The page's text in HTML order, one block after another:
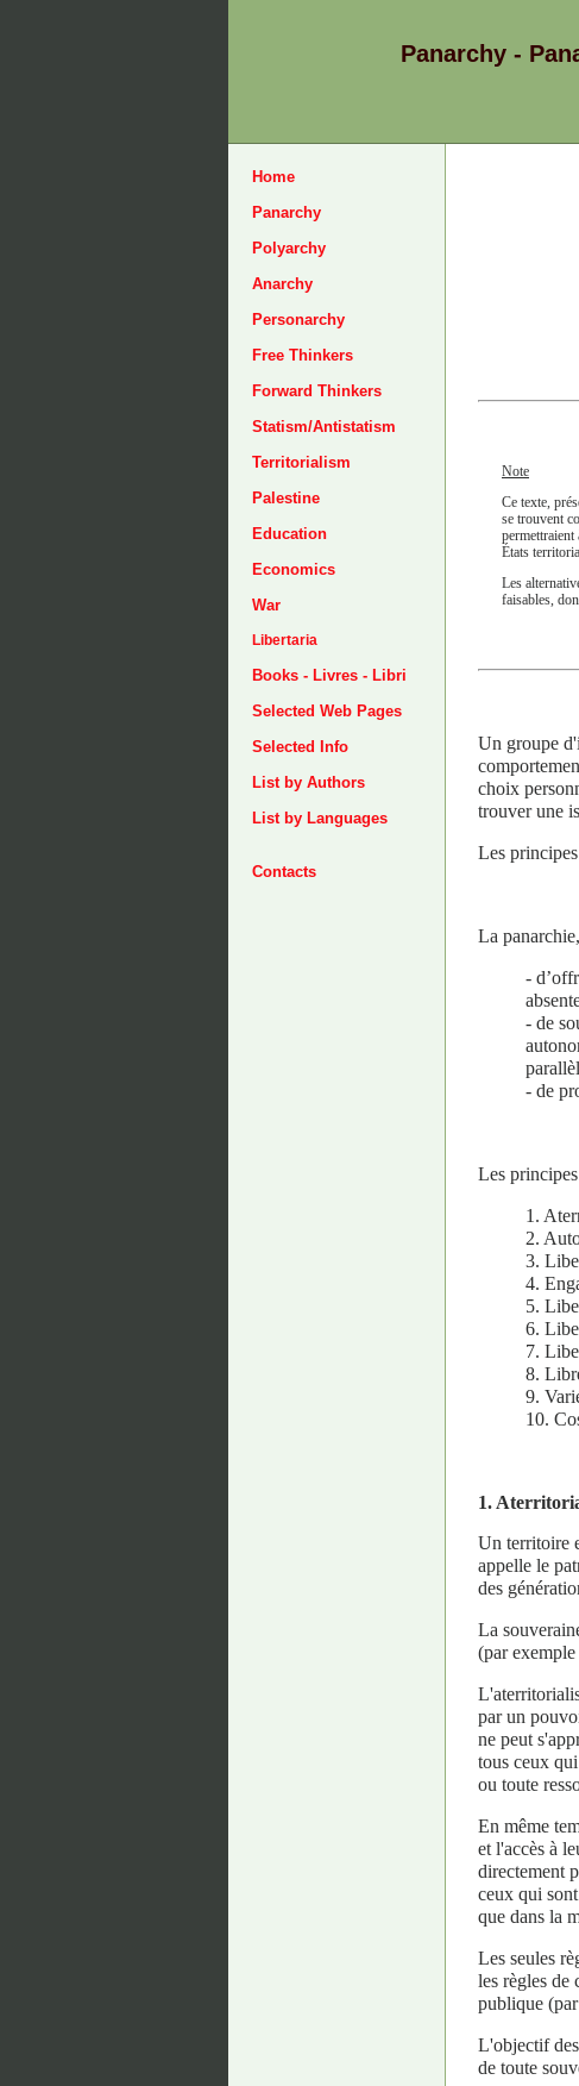
Panarchy -
Home
Panarchy
Polyarchy
Anarchy
Personarchy
Free Thinkers
Forward Thinkers
Statism/Antistatism
Territorialism
Palestine
Education
Economics
War
Libertaria
Books - Livres - Libri
Selected Web Pages
Selected Info
List by Authors
List by Languages
Contacts
Note
Ce texte,
se trouvent
permettraient
États
Les
faisables,
Un groupe
choix
trouver une
Les
La
-
- de
- de
Les
1.
2.
3.
4.
5.
6.
7.
8.
9.
10.
1.
Un territoire
appelle le
des
La
(par
par un
ne peut
tous ceux
ou toute
En même
et l'accès à
directement
ceux qui
que dans la
Les seules
les règles de
publique
L'objectif
de toute